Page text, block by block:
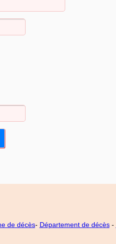
de décès- Département de décès-